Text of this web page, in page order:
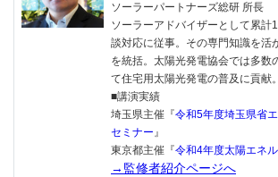
ソーラーパートナーズ総研 所長
ソーラーアドバイザーとして累計
談対応に従事。その専門知識を活
を統括。太陽光発電協会では多数
て住宅用太陽光発電の普及に貢献。
■講演実績
埼玉県主催『令和5年度埼玉県省
セミナー』
東京都主催『令和4年度太陽エネ
→監修者紹介ページへ